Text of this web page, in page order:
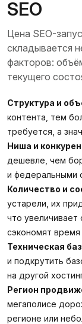
SEO
Цена SEO-
складывается
факторов:
текущего
Структура и
контента, тем
требуется, а
Ниша и
дешевле, чем
и федеральными
Количество и
устарели, их
что увеличивает
сэкономят время
Техническая
и подкрутить
на другой
Регион
мегаполисе
регионе или